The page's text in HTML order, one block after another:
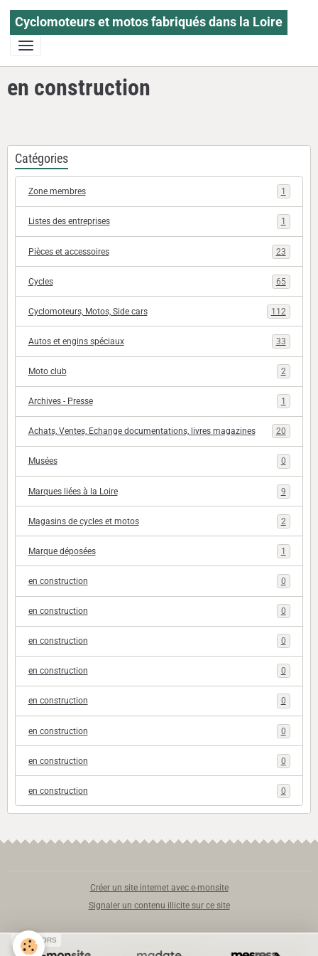
Cyclomoteurs et motos fabriqués dans la Loire
en construction
Catégories
Zone membres 1
Listes des entreprises 1
Pièces et accessoires 23
Cycles 65
Cyclomoteurs, Motos, Side cars 112
Autos et engins spéciaux 33
Moto club 2
Archives - Presse 1
Achats, Ventes, Echange documentations, livres magazines 20
Musées 0
Marques liées à la Loire 9
Magasins de cycles et motos 2
Marque déposées 1
en construction 0
en construction 0
en construction 0
en construction 0
en construction 0
en construction 0
en construction 0
en construction 0
Créer un site internet avec e-monsite
Signaler un contenu illicite sur ce site
SPONSORS